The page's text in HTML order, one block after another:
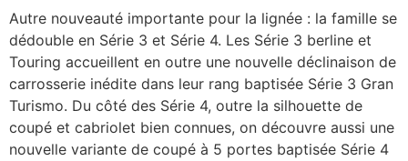
Autre nouveauté importante pour la lignée : la famille se
dédouble en Série 3 et Série 4. Les Série 3 berline et
Touring accueillent en outre une nouvelle déclinaison de
carrosserie inédite dans leur rang baptisée Série 3 Gran
Turismo. Du côté des Série 4, outre la silhouette de
coupé et cabriolet bien connues, on découvre aussi une
nouvelle variante de coupé à 5 portes baptisée Série 4